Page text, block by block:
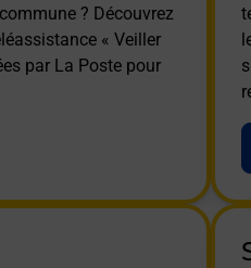
? Découvrez
« Veiller
par La Poste pour